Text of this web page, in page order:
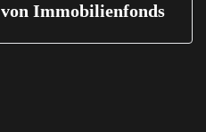
von Immobilienfonds